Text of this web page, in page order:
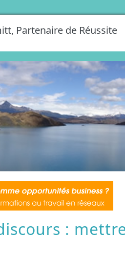
Partenaire de Réussite
: